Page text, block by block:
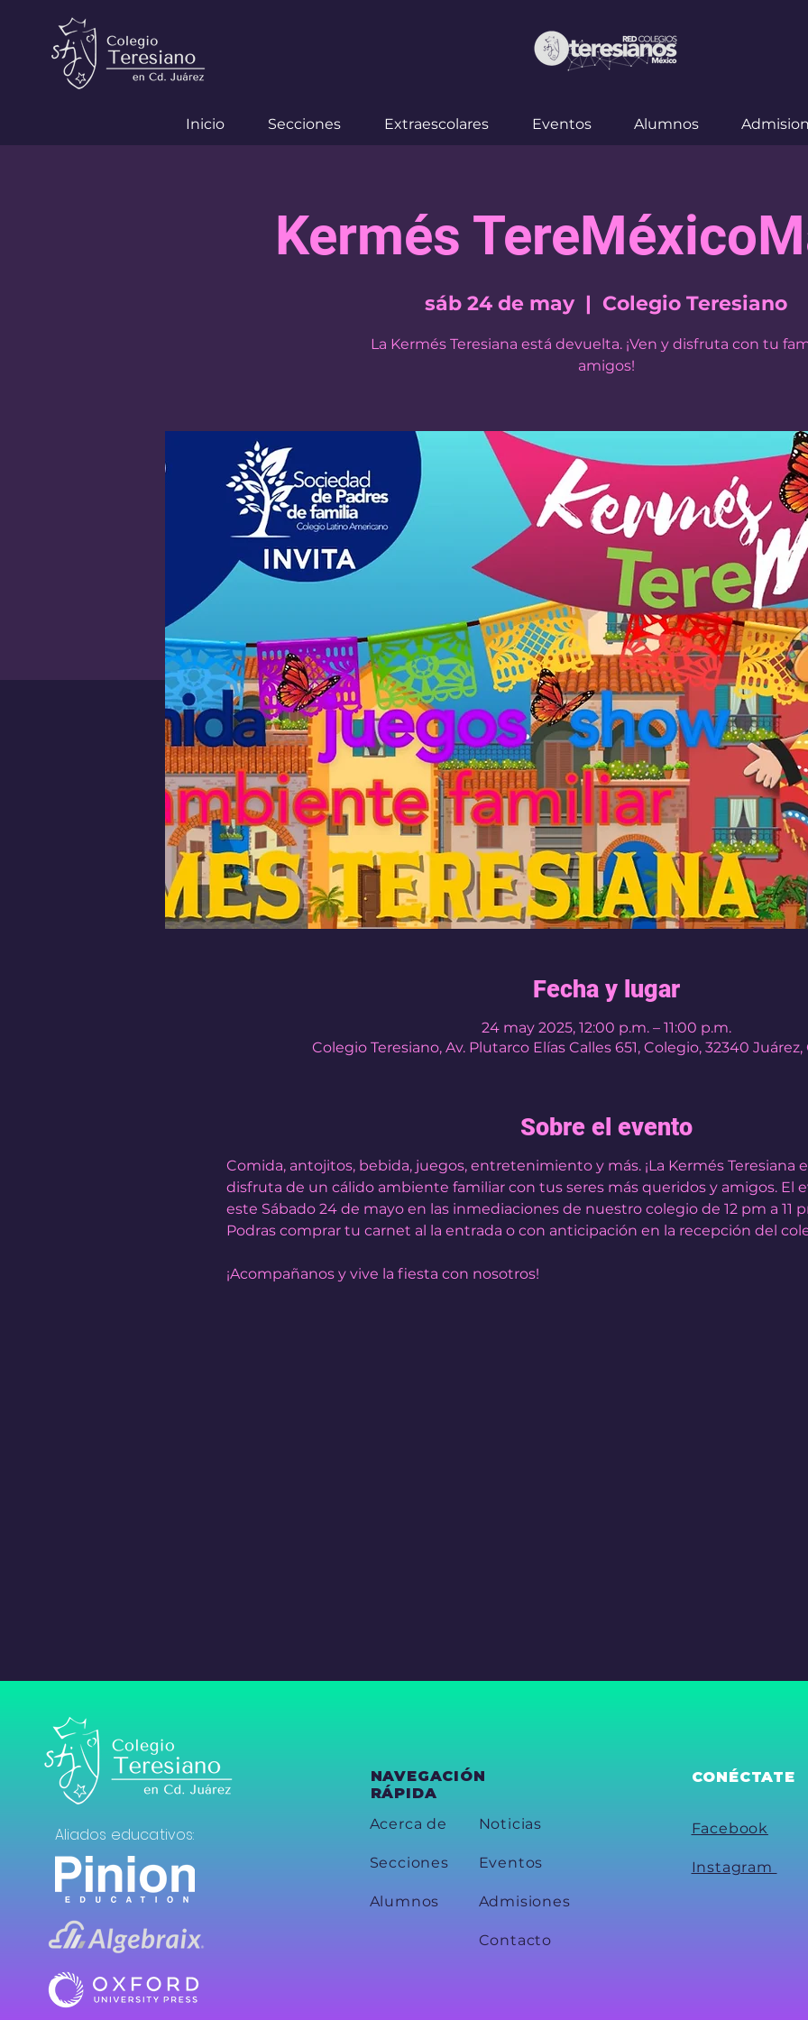
Inicio Secciones Extraescolares Eventos Alumnos
Kermés
sáb 24 de may
  |
Colegio Teresiano
La Kermés Teresiana está devuelta. ¡Ven y disfruta con tu
amigos!
Fecha y lugar
24 may 2025, 12:00 p.m. – 11:00 p.m.
Colegio Teresiano, Av. Plutarco Elías Calles 651, Colegio, 32340
Sobre el evento
Comida, antojitos, bebida, juegos, entretenimiento y más. ¡La Kermés Teresiana
disfruta de un cálido ambiente familiar con tus seres más queridos y amigos. El
este Sábado 24 de mayo en las inmediaciones de nuestro colegio de 12 pm a 11
Podras comprar tu carnet al la entrada o con anticipación en la recepción del
¡Acompañanos y vive la fiesta con nosotros!
Aliados educativos:
NAVEGACIÓN
RÁPIDA
Acerca de
Secciones
Alumnos
Noticias
Eventos
Admisiones
Contacto
CONÉCTATE
Facebook
Instagram